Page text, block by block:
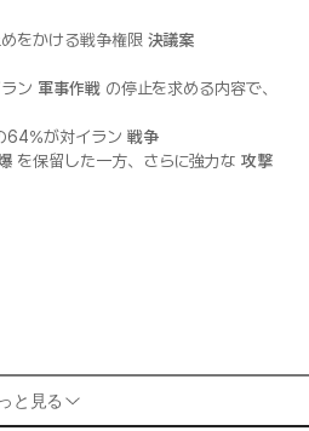
をかける戦争権限 決議案
ン 軍事作戦の停止を求める内容で、
64%が対イラン 戦争
を保留した一方、さらに強力な攻撃
と見る